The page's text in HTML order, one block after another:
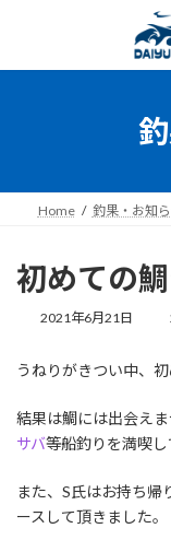
ン
ー
Home 釣果・お知
初めての鯛
2021年6月21日
うねりがきつい中、
結果は鯛には出会え
サバ等船釣りを満喫し
また、S氏はお持ち帰
ースして頂きました。